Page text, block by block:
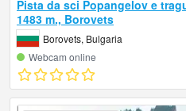
Pista da sci Popangelov e
1483 m., Borovets
Borovets, Bulgaria
Webcam online